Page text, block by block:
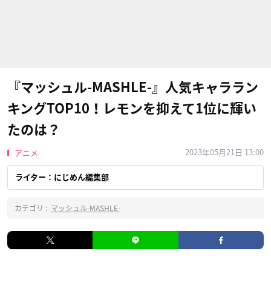
『マッシュル-MASHLE-』人気キャララン
キングTOP10！レモンを抑えて1位に輝い
たのは？
アニメ 2023年05月21日 13:00
ライター：にじめん編集部
カテゴリ : マッシュル-MASHLE-